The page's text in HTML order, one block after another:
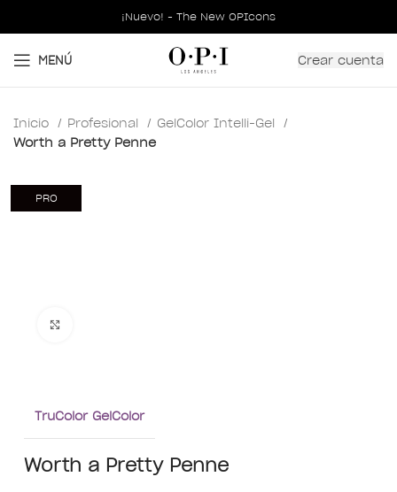
¡Nuevo! - The New OPIcons
MENÚ Crear cuenta
Inicio Profesional
GelColor Intelli-Gel
Worth a Pretty Penne
PRO
TruColor GelColor
Worth a Pretty Penne